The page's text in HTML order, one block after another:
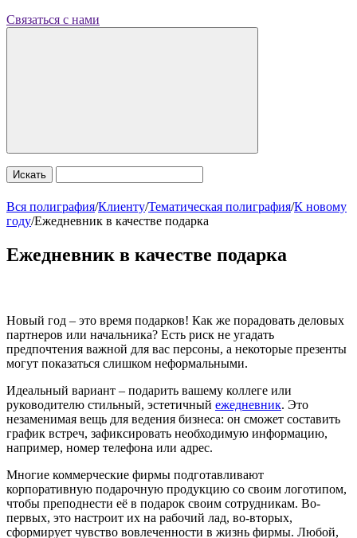
Связаться с нами
Искать
Вся полиграфия/Клиенту/Тематическая полиграфия/К новому
году/Ежедневник в качестве подарка
Ежедневник в качестве подарка
Новый год – это время подарков! Как же порадовать деловых
партнеров или начальника? Есть риск не угадать
предпочтения важной для вас персоны, а некоторые презенты
могут показаться слишком неформальными.
Идеальный вариант – подарить вашему коллеге или
руководителю стильный, эстетичный ежедневник. Это
незаменимая вещь для ведения бизнеса: он сможет составить
график встреч, зафиксировать необходимую информацию,
например, номер телефона или адрес.
Многие коммерческие фирмы подготавливают
корпоративную подарочную продукцию со своим логотипом,
чтобы преподнести её в подарок своим сотрудникам. Во-
первых, это настроит их на рабочий лад, во-вторых,
сформирует чувство вовлеченности в жизнь фирмы. Любой,